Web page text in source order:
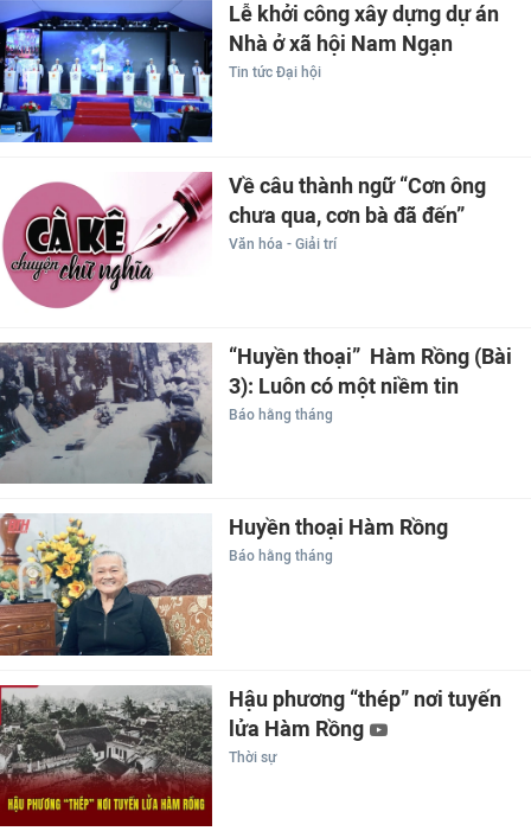
Lễ khởi công xây dựng dự án
Nhà ở xã hội Nam Ngạn
Tin tức Đại hội
Về câu thành ngữ “Cơn ông
chưa qua, cơn bà đã đến”
Văn hóa - Giải trí
“Huyền thoại” Hàm Rồng (Bài
3): Luôn có một niềm tin
Báo hằng tháng
Huyền thoại Hàm Rồng
Báo hằng tháng
Hậu phương “thép” nơi tuyến
lửa Hàm Rồng
Thời sự